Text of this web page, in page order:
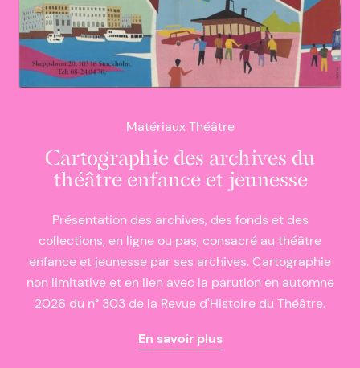
Matériaux Théâtre
Cartographie des archives du
théâtre enfance et jeunesse
Présentation des archives, des fonds et des
collections, en ligne ou pas, consacré au théâtre
enfance et jeunesse par ses archives. Cartographie
non limitative et en lien avec la parution en automne
2026 du n° 303 de la Revue d'Histoire du Théâtre.
En savoir plus